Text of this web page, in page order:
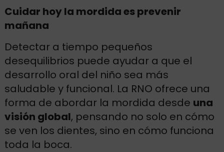
Cuidar hoy la mordida es prevenir
mañana
Detectar a tiempo pequeños
desequilibrios puede ayudar a que el
desarrollo oral del niño sea más
saludable y funcional. La RNO ofrece una
forma de abordar la mordida desde una
visión global, pensando no solo en cómo
se ven los dientes, sino en cómo funciona
toda la boca.